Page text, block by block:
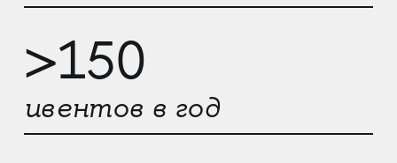
>150
ивентов в год